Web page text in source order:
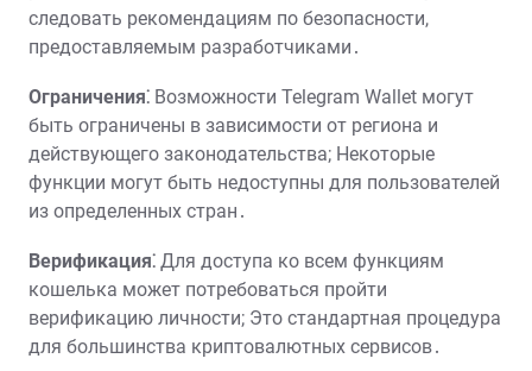
следовать рекомендациям по безопасности,
предоставляемым разработчиками․
Ограничения⁚ Возможности Telegram Wallet могут
быть ограничены в зависимости от региона и
действующего законодательства; Некоторые
функции могут быть недоступны для пользователей
из определенных стран․
Верификация⁚ Для доступа ко всем функциям
кошелька может потребоваться пройти
верификацию личности; Это стандартная процедура
для большинства криптовалютных сервисов․